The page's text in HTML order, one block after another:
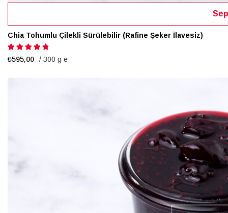
Chia Tohumlu Çilekli Sürülebilir (Rafine Şeker İlavesiz)
Puanlama:
₺595,00 / 300 g e